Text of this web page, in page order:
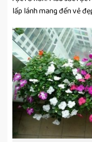
lấp lánh mang đến vẻ